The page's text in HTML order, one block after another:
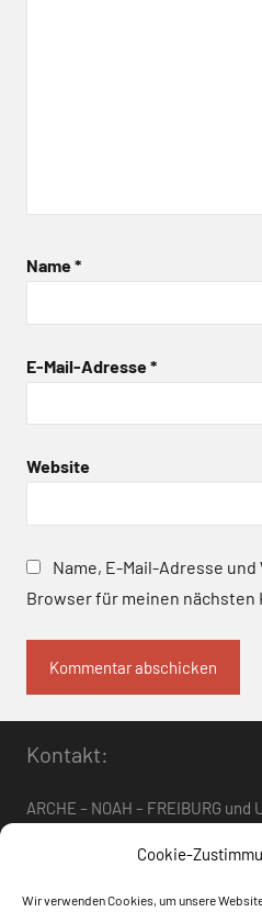
Cookie-
Wir verwenden Cookies, um unsere
Name*
E-Mail-Adresse*
Website
Name, E-Mail-Adresse
Browser für meinen nächsten
Kontakt:
ARCHE – NOAH – FREIBURG und
arche-noah-